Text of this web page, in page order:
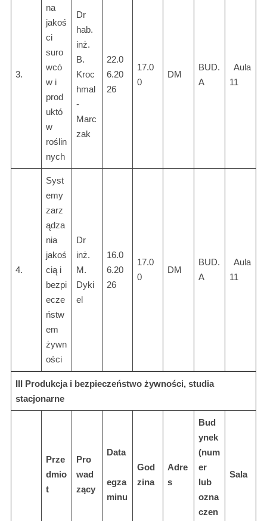
3.
na
jakoś
ci
suro
wcó
w i
prod
uktó
w
roślin
nych
Dr
hab.
inż.
B.
Kroc
hmal
-
Marc
zak
22.0
6.20
26
17.0
0
DM
BUD.
A
Aula
11
4.
Syst
emy
zarz
ądza
nia
jakoś
cią i
bezpi
ecze
ństw
em
żywn
ości
Dr
inż.
M.
Dyki
el
16.0
6.20
26
17.0
0
DM
BUD.
A
Aula
11
III Produkcja i bezpieczeństwo żywności, studia
stacjonarne
Prze
dmio
t
Pro
wad
zący
Data
egza
minu
God
zina
Adre
s
Bud
ynek
(num
er
lub
ozna
czen
Sala